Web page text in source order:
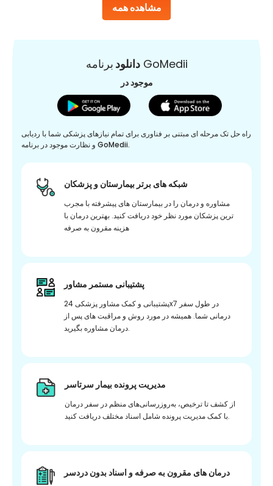
مشاهده همه
دانلودبرنامه GoMedii
موجود در
راه حل تک مرحله ای مبتنی بر فناوری برای تمام نیازهای پزشکی شما با ردیابی
و نظارت موجود در برنامه GoMedii.
شبکه های برتر بیمارستان و پزشکان
مشاوره و درمان را در بیمارستان های پیشرفته با مجرب
ترین پزشکان مورد نظر خود دریافت کنید. بهترین درمان با
هزینه مقرون به صرفه
پشتیبانی مستمر مشاور
پشتیبانی و کمک مشاور پزشکی 24x7 در طول سفر
درمانی شما. همیشه در مورد روش و مراقبت های پس از
درمان مشاوره بگیرید.
مدیریت پرونده بیمار سرتاسر
از کشف تا ترخیص، به‌روزرسانی‌های منظم در سفر درمان
با کمک مدیریت پرونده شامل اسناد مختلف دریافت کنید.
درمان های مقرون به صرفه و اسناد بدون دردسر